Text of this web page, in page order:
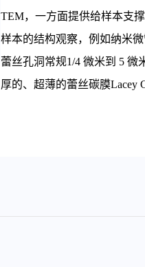
TEM，一方面提供给样本支
样本的结构观察，例如纳米
蕾丝孔洞常规1/4 微米到 5 微
厚的、超薄的蕾丝碳膜Lacey